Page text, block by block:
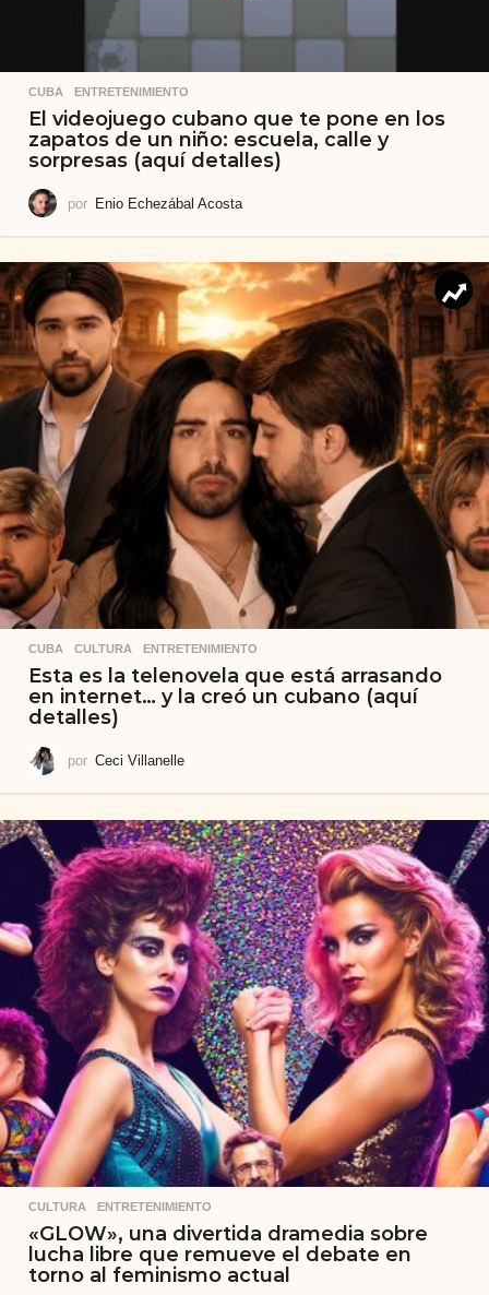
CUBA ,ENTRETENIMIENTO
El videojuego cubano que te pone en los
zapatos de un niño: escuela, calle y
sorpresas (aquí detalles)
por Enio Echezábal Acosta
CUBA ,CULTURA ,ENTRETENIMIENTO
Esta es la telenovela que está arrasando
en internet… y la creó un cubano (aquí
detalles)
por Ceci Villanelle
CULTURA ,ENTRETENIMIENTO
«GLOW», una divertida dramedia sobre
lucha libre que remueve el debate en
torno al feminismo actual